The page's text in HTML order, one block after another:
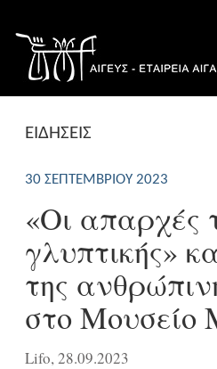
ΕΙΔΗΣΕΙΣ
30 ΣΕΠΤΕΜΒΡΊΟΥ 2023
«Οι απαρχές
γλυπτικής»
της
στο Μουσείο
Lifo, 28.09.2023